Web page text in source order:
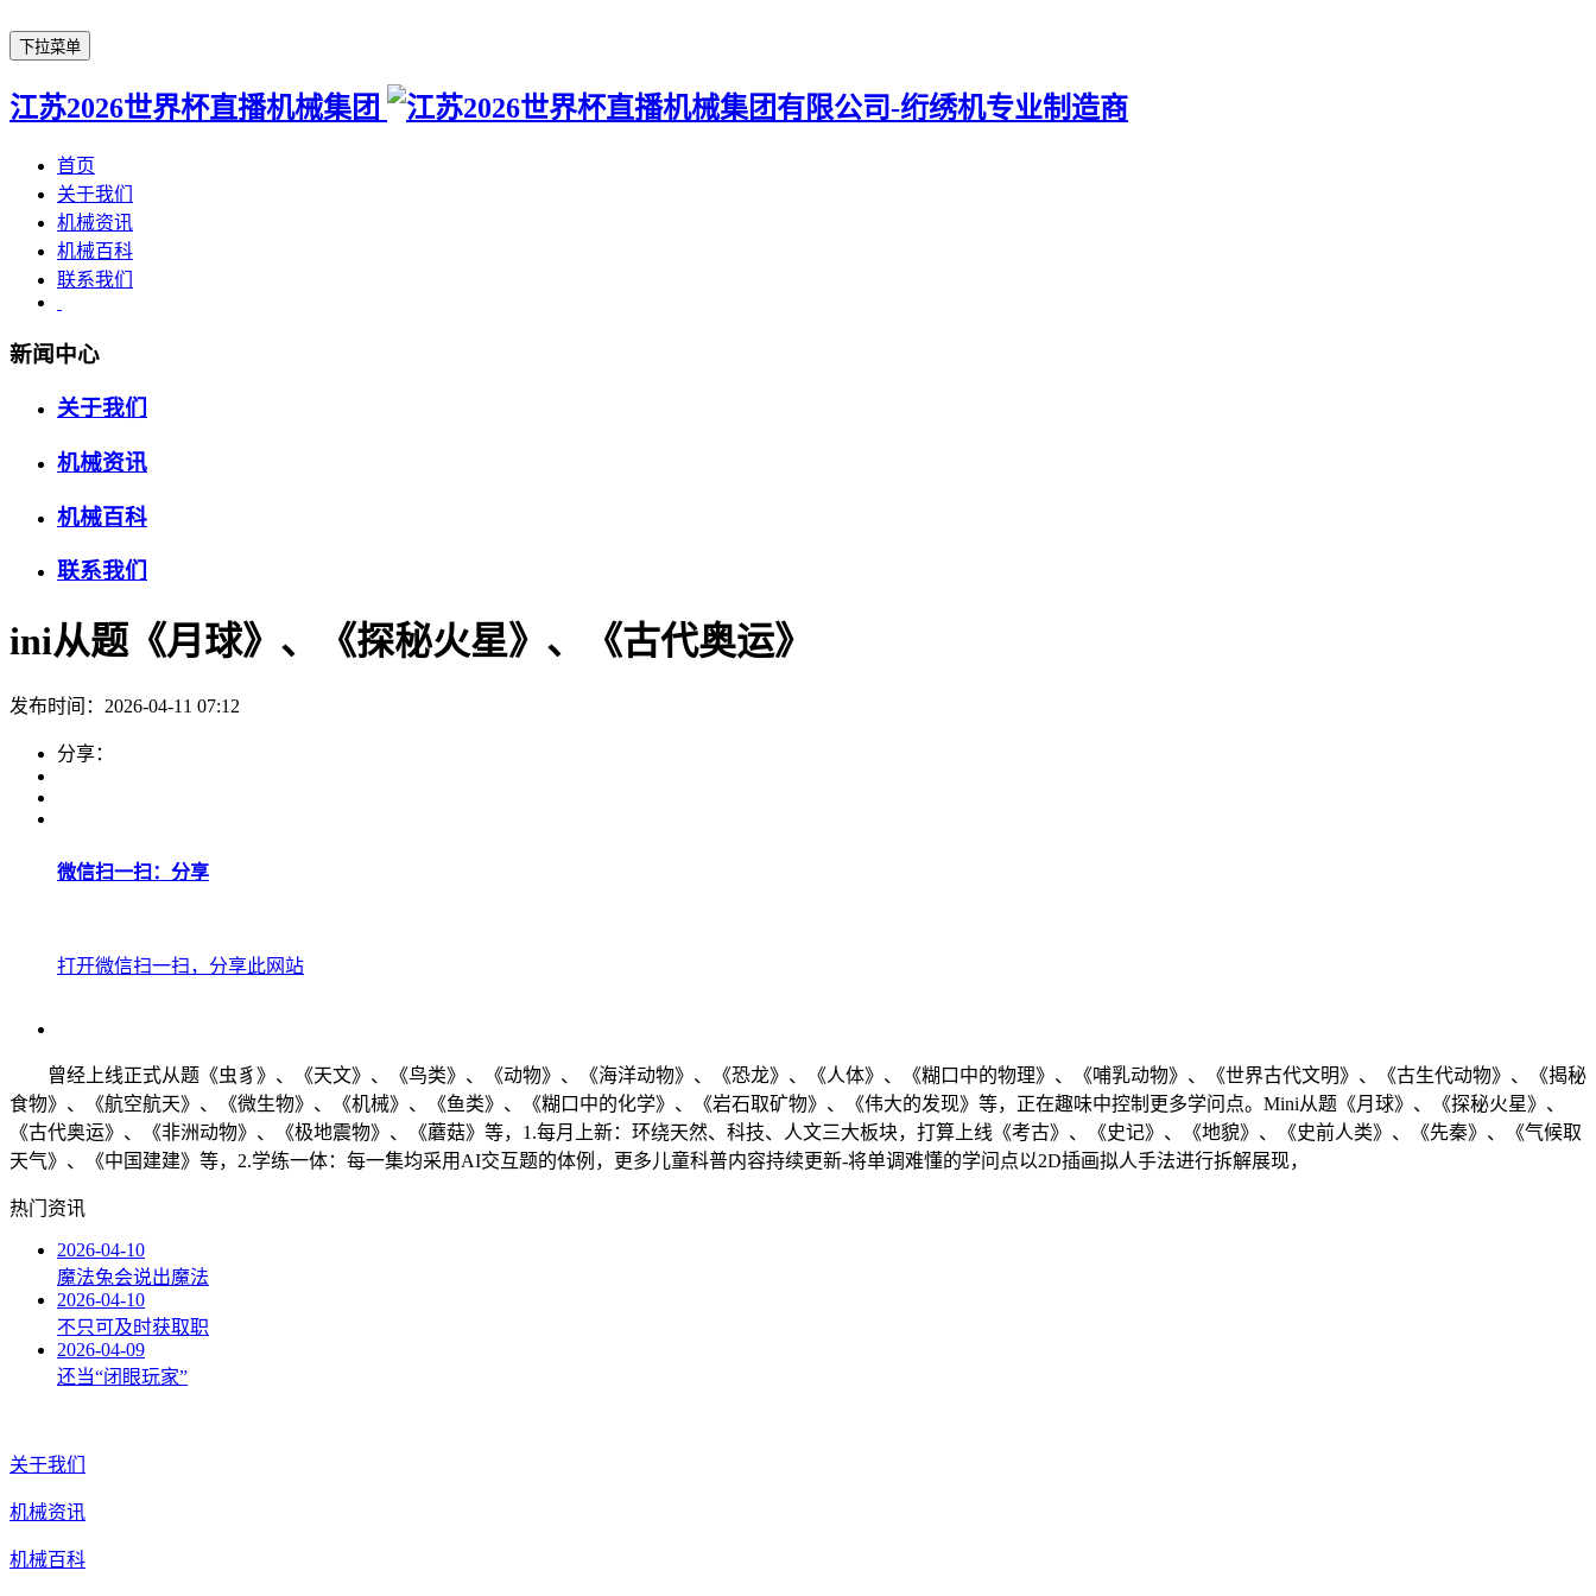
下拉菜单
江苏2026世界杯直播机械集团
首页
关于我们
机械资讯
机械百科
联系我们
新闻中心
关于我们
机械资讯
机械百科
联系我们
ini从题《月球》、《探秘火星》、《古代奥运》
发布时间：2026-04-11 07:12
分享：
微信扫一扫：分享
打开微信扫一扫，分享此网站
曾经上线正式从题《虫豸》、《天文》、《鸟类》、《动物》、《海洋动物》、《恐龙》、《人体》、《糊口中的物理》、《哺乳动物》、《世界古代文明》、《古生代动物》、《揭秘
食物》、《航空航天》、《微生物》、《机械》、《鱼类》、《糊口中的化学》、《岩石取矿物》、《伟大的发现》等，正在趣味中控制更多学问点。Mini从题《月球》、《探秘火星》、
《古代奥运》、《非洲动物》、《极地震物》、《蘑菇》等，1.每月上新：环绕天然、科技、人文三大板块，打算上线《考古》、《史记》、《地貌》、《史前人类》、《先秦》、《气候取
天气》、《中国建建》等，2.学练一体：每一集均采用AI交互题的体例，更多儿童科普内容持续更新-将单调难懂的学问点以2D插画拟人手法进行拆解展现，
热门资讯
2026-04-10
魔法兔会说出魔法
2026-04-10
不只可及时获取职
2026-04-09
还当“闭眼玩家”
关于我们
机械资讯
机械百科